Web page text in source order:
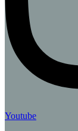
Youtube